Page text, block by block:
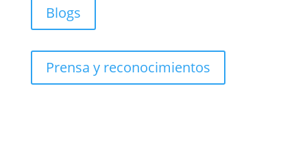
Blogs
Prensa y reconocimientos